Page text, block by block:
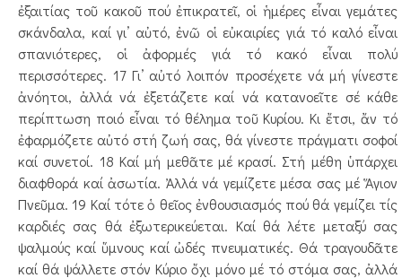
ἐξαιτίας τοῦ κακοῦ πού ἐπικρατεῖ, οἱ ἡμέρες εἶναι γεμάτες
σκάνδαλα, καί γι’ αὐτό, ἐνῶ οἱ εὐκαιρίες γιά τό καλό εἶναι
σπανιότερες, οἱ ἀφορμές γιά τό κακό εἶναι πολύ
περισσότερες. 17 Γι’ αὐτό λοιπόν προσέχετε νά μή γίνεστε
ἀνόητοι, ἀλλά νά ἐξετάζετε καί νά κατανοεῖτε σέ κάθε
περίπτωση ποιό εἶναι τό θέλημα τοῦ Κυρίου. Κι ἔτσι, ἄν τό
ἐφαρμόζετε αὐτό στή ζωή σας, θά γίνεστε πράγματι σοφοί
καί συνετοί. 18 Καί μή μεθᾶτε μέ κρασί. Στή μέθη ὑπάρχει
διαφθορά καί ἀσωτία. Ἀλλά νά γεμίζετε μέσα σας μέ Ἅγιον
Πνεῦμα. 19 Καί τότε ὁ θεῖος ἐνθουσιασμός πού θά γεμίζει τίς
καρ­­διές σας θά ἐξωτερικεύεται. Καί θά λέτε μεταξύ σας
ψαλμούς καί ὕμνους καί ὠδές πνευματικές. Θά τρα­­­γουδᾶτε
καί θά ψάλλετε στόν Κύριο ὄχι μόνο μέ τό στόμα σας, ἀλλά